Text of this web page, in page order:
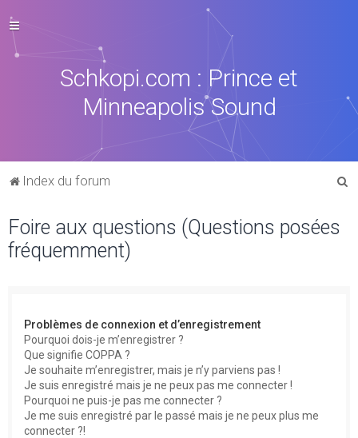
Schkopi.com : Prince et
Minneapolis Sound
Index du forum
Foire aux questions (Questions posées
fréquemment)
Problèmes de connexion et d’enregistrement
Pourquoi dois-je m’enregistrer ?
Que signifie COPPA ?
Je souhaite m’enregistrer, mais je n’y parviens pas !
Je suis enregistré mais je ne peux pas me connecter !
Pourquoi ne puis-je pas me connecter ?
Je me suis enregistré par le passé mais je ne peux plus me
connecter ?!